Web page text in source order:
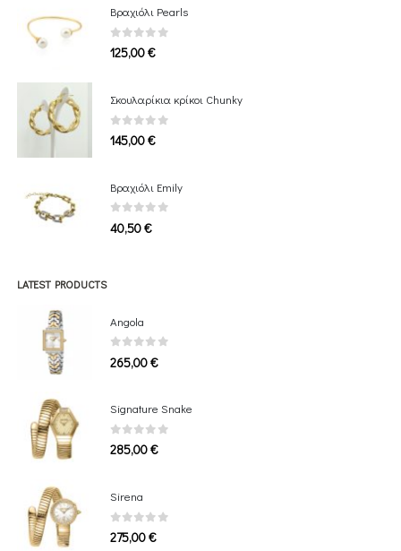
Βραχιόλι Pearls
0out of 5
125,00€
Σκουλαρίκια κρίκοι Chunky
0out of 5
145,00€
Bραχιόλι Emily
0 out of 5
40,50€
LATEST PRODUCTS
Angola
0 out of 5
265,00€
Signature Snake
0out of 5
285,00€
Sirena
0out of 5
275,00€